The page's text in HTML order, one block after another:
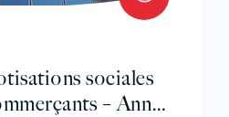
sociales
– Année